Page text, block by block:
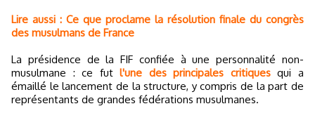
Lire aussi : Ce que proclame la résolution finale du congrès
des musulmans de France
La présidence de la FIF confiée à une personnalité non-
musulmane : ce futl'une des principales critiquesqui a
émaillé le lancement de la structure, y compris de la part de
représentants de grandes fédérations musulmanes.